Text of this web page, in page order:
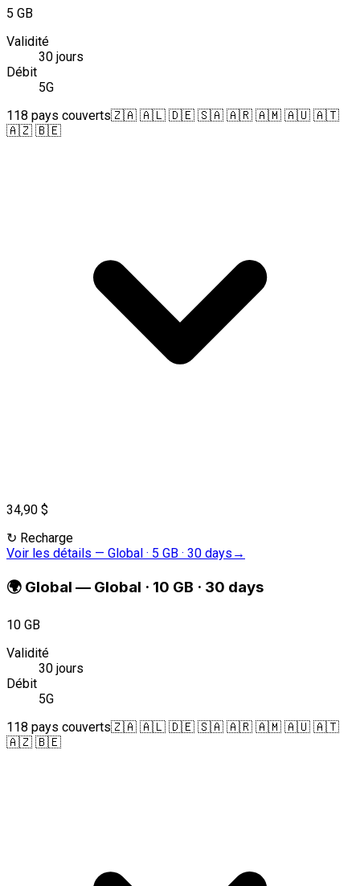
5 GB
Validité
30 jours
Débit
5G
118 pays couverts🇿🇦 🇦🇱 🇩🇪 🇸🇦 🇦🇷 🇦🇲 🇦🇺 🇦🇹
🇦🇿 🇧🇪
34,90 $
↻ Recharge
Voir les détails — Global · 5 GB · 30 days →
🌍 Global — Global · 10 GB · 30 days
10 GB
Validité
30 jours
Débit
5G
118 pays couverts🇿🇦 🇦🇱 🇩🇪 🇸🇦 🇦🇷 🇦🇲 🇦🇺 🇦🇹
🇦🇿 🇧🇪